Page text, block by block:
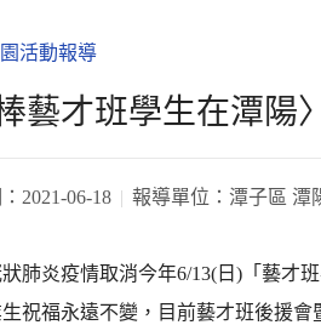
活動報導
藝才班學生在潭陽〉
2021-06-18 報導單位： 潭子區 潭
肺炎疫情取消今年6/13(日)「藝才
祝福永遠不變，目前藝才班後援